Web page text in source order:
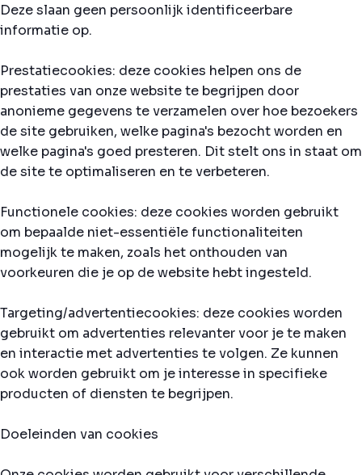
Deze slaan geen persoonlijk identificeerbare
informatie op.
Prestatiecookies: deze cookies helpen ons de
prestaties van onze website te begrijpen door
anonieme gegevens te verzamelen over hoe bezoekers
de site gebruiken, welke pagina's bezocht worden en
welke pagina's goed presteren. Dit stelt ons in staat om
de site te optimaliseren en te verbeteren.
Functionele cookies: deze cookies worden gebruikt
om bepaalde niet-essentiële functionaliteiten
mogelijk te maken, zoals het onthouden van
voorkeuren die je op de website hebt ingesteld.
Targeting/advertentiecookies: deze cookies worden
gebruikt om advertenties relevanter voor je te maken
en interactie met advertenties te volgen. Ze kunnen
ook worden gebruikt om je interesse in specifieke
producten of diensten te begrijpen.
Doeleinden van cookies